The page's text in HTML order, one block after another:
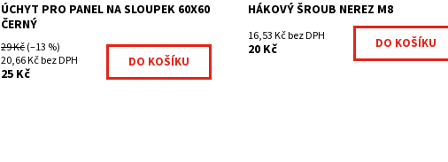
ÚCHYT PRO PANEL NA SLOUPEK 60X60
ČERNÝ
29 Kč(–13 %)
20,66 Kč bez DPH
25 Kč
HÁKOVÝ ŠROUB NEREZ M8
16,53 Kč bez DPH
20 Kč